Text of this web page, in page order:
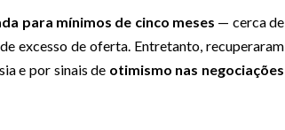
para mínimos de cinco meses — cerca de
excesso de oferta. Entretanto, recuperaram
e por sinais de otimismo nas negociações